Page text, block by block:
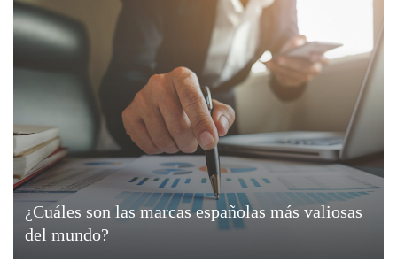
¿Cuáles son las marcas españolas más valiosas
del mundo?